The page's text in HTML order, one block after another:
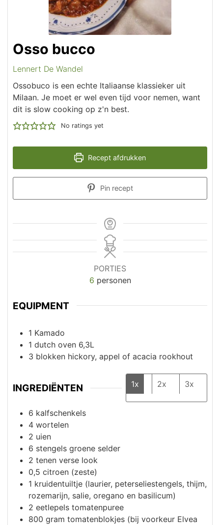
Osso bucco
Lennert De Wandel
Ossobuco is een echte Italiaanse klassieker uit
Milaan. Je moet er wel even tijd voor nemen, want
dit is slow cooking op z'n best.
No ratings yet
Recept afdrukken
Pin recept
PORTIES
6 personen
EQUIPMENT
1 Kamado
1 dutch oven 6,3L
3 blokken hickory, appel of acacia rookhout
INGREDIËNTEN 1x 2x 3x
6 kalfschenkels
4 wortelen
2 uien
6 stengels groene selder
2 tenen verse look
0,5 citroen (zeste)
1 kruidentuiltje (laurier, peterseliestengels, thijm,
rozemarijn, salie, oregano en basilicum)
2 eetlepels tomatenpuree
800 gram tomatenblokjes (bij voorkeur Elvea